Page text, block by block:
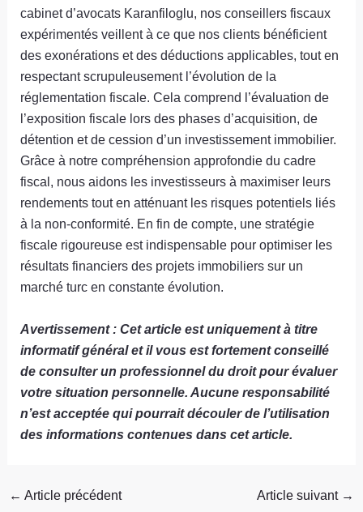
cabinet d’avocats Karanfiloglu, nos conseillers fiscaux
expérimentés veillent à ce que nos clients bénéficient
des exonérations et des déductions applicables, tout en
respectant scrupuleusement l’évolution de la
réglementation fiscale. Cela comprend l’évaluation de
l’exposition fiscale lors des phases d’acquisition, de
détention et de cession d’un investissement immobilier.
Grâce à notre compréhension approfondie du cadre
fiscal, nous aidons les investisseurs à maximiser leurs
rendements tout en atténuant les risques potentiels liés
à la non-conformité. En fin de compte, une stratégie
fiscale rigoureuse est indispensable pour optimiser les
résultats financiers des projets immobiliers sur un
marché turc en constante évolution.
Avertissement : Cet article est uniquement à titre
informatif général et il vous est fortement conseillé
de consulter un professionnel du droit pour évaluer
votre situation personnelle. Aucune responsabilité
n’est acceptée qui pourrait découler de l’utilisation
des informations contenues dans cet article.
← Article précédent Article suivant →